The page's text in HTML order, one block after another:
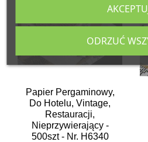
ODRZUĆ
Papier Pergaminowy,
Do Hotelu, Vintage,
Restauracji,
Nieprzywierający -
500szt - Nr. H6340